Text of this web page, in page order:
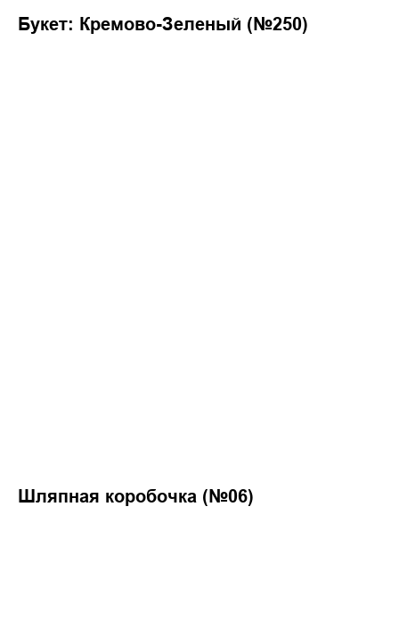
Букет: Кремово-Зеленый (№250)
Шляпная коробочка (№06)